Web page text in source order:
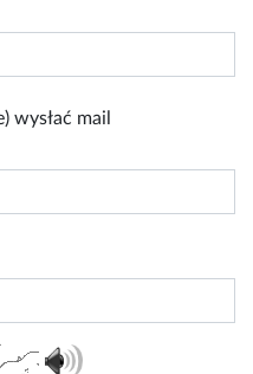
wysłać mail